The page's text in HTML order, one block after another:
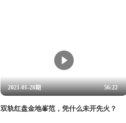
2021-01-28期 56:22
双轨红盘金地峯范，凭什么未开先火？